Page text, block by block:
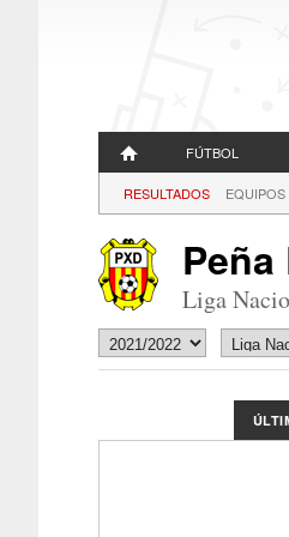
FÚTBOL
RESULTADOS EQUIPOS
Liga